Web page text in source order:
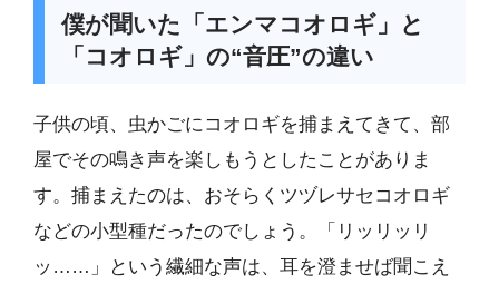
僕が聞いた「エンマコオロギ」と
「コオロギ」の“音圧”の違い
子供の頃、虫かごにコオロギを捕まえてきて、部
屋でその鳴き声を楽しもうとしたことがありま
す。捕まえたのは、おそらくツヅレサセコオロギ
などの小型種だったのでしょう。「リッリッリ
ッ……」という繊細な声は、耳を澄ませば聞こえ